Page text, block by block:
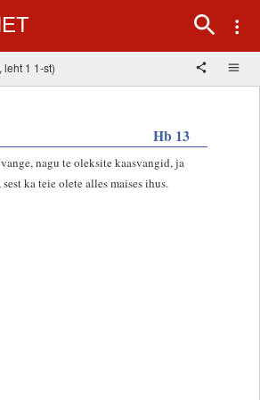
leht 1 1-st)
Hb 13
nagu te oleksite kaasvangid, ja
ka teie olete alles maises ihus.